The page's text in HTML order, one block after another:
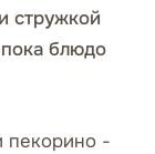
стружкой
блюдо
пекорино -